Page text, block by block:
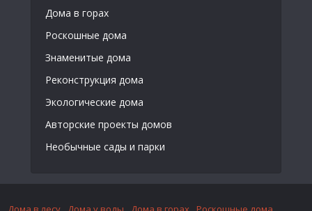
Дома в горах
Роскошные дома
Знаменитые дома
Реконструкция дома
Экологические дома
Авторские проекты домов
Необычные сады и парки